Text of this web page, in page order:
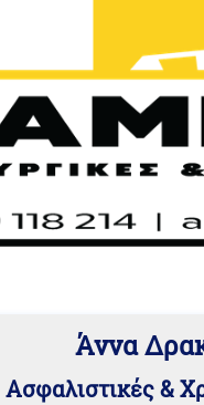
Άννα
Aσφαλιστικές &